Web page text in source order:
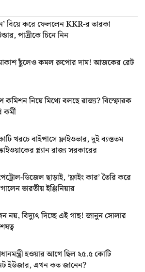
বিয়ে করে ফেললেন KKR-র তারকা
পাত্রীকে চিনে নিন
ছুঁলেও কমল রুপোর দাম! আজকের রেট
কমিশন নিয়ে মিথ্যে বলছে রাজ্য? বিস্ফোরক
খরচে বাইপাসে ফ্লাইওভার, দুই ব্যস্ততম
প্ল্যান রাজ্য সরকারের
ডিজেল ছাড়াই, ‘ফ্লাইং কার’ তৈরি করে
ভারতীয় ইঞ্জিনিয়ার
নয়, বিদ্যুৎ দিচ্ছে এই গাছ! জানুন সোলার
হওয়ার আগে ছিল ২৫.৫ কোটি
ইউজার, এখন কত জানেন?